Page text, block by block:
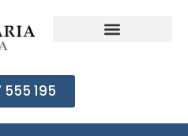
555 195